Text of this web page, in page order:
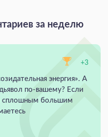
за неделю
+3
энергия». А
по-вашему? Если
сплошным большим